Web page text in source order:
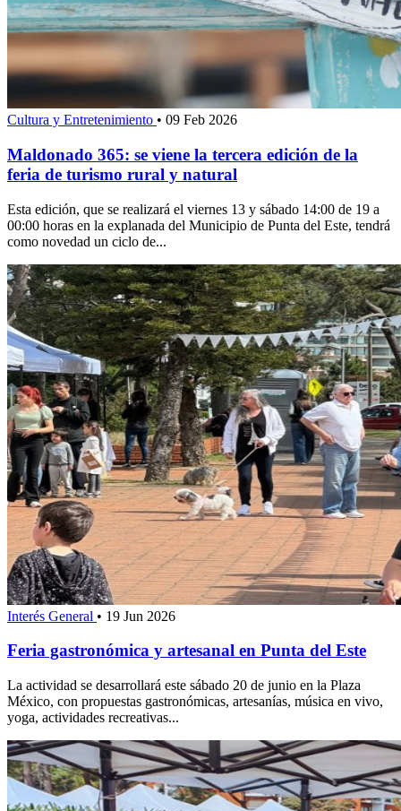
Cultura y Entretenimiento • 09 Feb 2026
Maldonado 365: se viene la tercera edición de la
feria de turismo rural y natural
Esta edición, que se realizará el viernes 13 y sábado 14:00 de 19 a
00:00 horas en la explanada del Municipio de Punta del Este, tendrá
como novedad un ciclo de...
Interés General • 19 Jun 2026
Feria gastronómica y artesanal en Punta del Este
La actividad se desarrollará este sábado 20 de junio en la Plaza
México, con propuestas gastronómicas, artesanías, música en vivo,
yoga, actividades recreativas...